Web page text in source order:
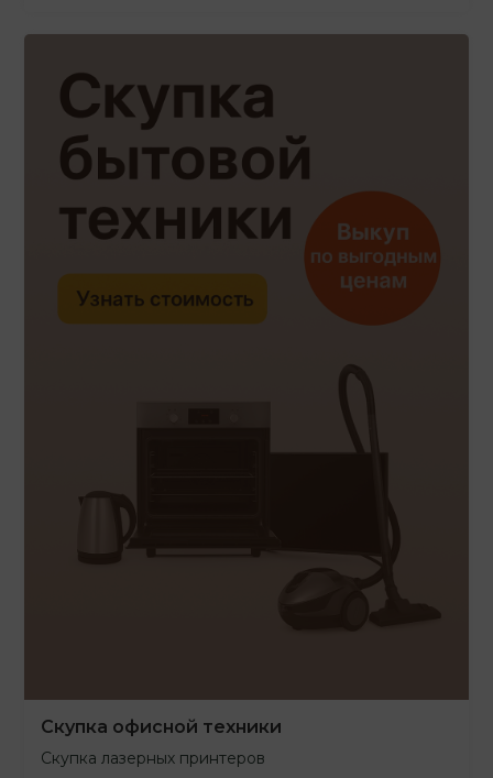
Скупка офисной техники
Скупка лазерных принтеров